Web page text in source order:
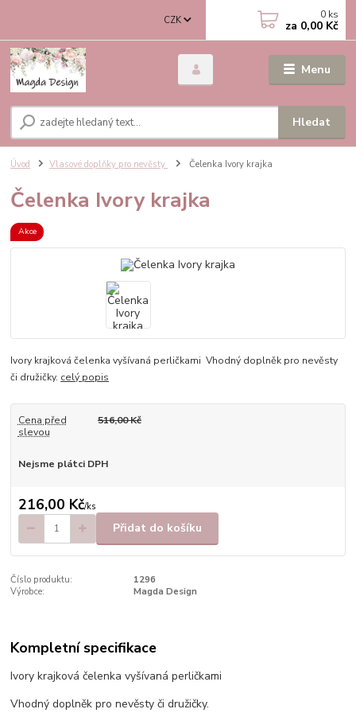
Menu
CZK
Hledat
0 ks
za 0,00 Kč
Úvod Vlasové doplňky pro nevěsty Čelenka Ivory krajka
Čelenka Ivory krajka
Akce
Ivory krajková čelenka vyšívaná perličkami Vhodný doplněk pro nevěsty
či družičky. celý popis
Cena před
slevou
516,00 Kč
Nejsme plátci DPH
216,00 Kč/ks
Přidat do košíku
Číslo produktu:
1296
Výrobce:
Magda Design
Kompletní specifikace
Ivory krajková čelenka vyšívaná perličkami
Vhodný doplněk pro nevěsty či družičky.